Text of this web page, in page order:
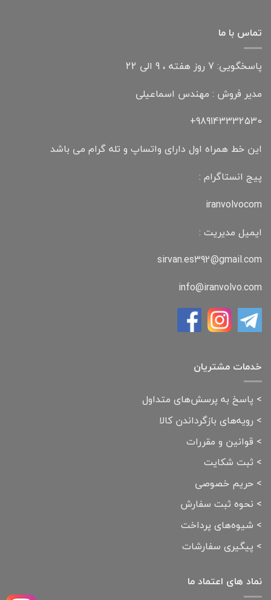
تماس با ما
پاسخگویی: 7 روز هفته ، 9 الی 22
مدیر فروش : مهندس اسماعیلی
989143332530+
این خط همراه اول دارای واتساپ و تله گرام می باشد
پیج انستاگرام :
iranvolvocom
ایمیل مدیریت :
sirvan.es392@gmail.com
info@iranvolvo.com
خدمات مشتریان
> پاسخ به پرسش‌های متداول
> رویه‌های بازگرداندن کالا
> قوانین و مقررات
> ثبت شکایت
> حریم خصوصی
> نحوه ثبت سفارش
> شیوه‌های پرداخت
> پیگیری سفارشات
نماد های اعتماد ما